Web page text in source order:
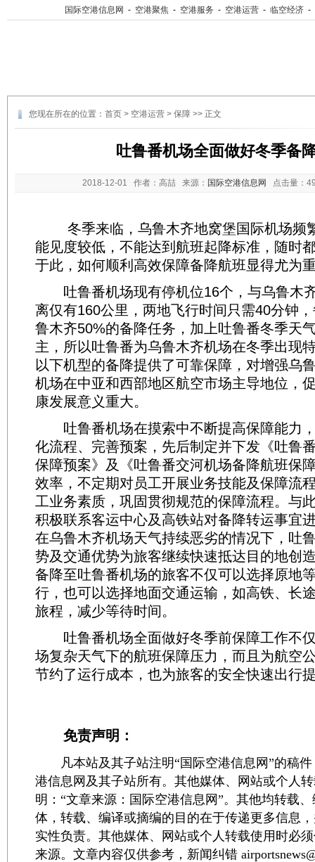
国际空港信息网 - 空港聚焦 - 空港服务 - 空港运营 - 临空经济 -
您现在所在的位置： 首页 > 空港运营 > 保障 >> 正文
吐鲁番机场全面做好冬季备
2018-12-01 作者：高喆 来源： 国际空港信息网 点击量：
冬季来临，乌鲁木齐地窝堡国际机场频
能见度较低，不能达到航班起降标准，随时
于此，如何顺利高效保障备降航班显得尤为
吐鲁番机场现有停机位16个，与乌鲁木
离仅有160公里，两地飞行时间只需40分钟
鲁木齐50%的备降任务，加上吐鲁番冬季天
主，所以吐鲁番为乌鲁木齐机场在冬季出现
以下机型的备降提供了可靠保障，对增强乌
机场在中亚和西部地区航空市场主导地位，
康发展意义重大。
吐鲁番机场在摸索中不断提高保障能力
化流程、完善预案，先后制定并下发《吐鲁
保障预案》及《吐鲁番交河机场备降航班保
效率，不定期对员工开展业务技能及保障流
工业务素质，巩固贯彻规范的保障流程。与
积极联系客运中心及高铁站对备降转运事宜
在乌鲁木齐机场天气持续恶劣的情况下，吐
势及交通优势为旅客继续快速抵达目的地创
备降至吐鲁番机场的旅客不仅可以选择原地
行，也可以选择地面交通运输，如高铁、长
旅程，减少等待时间。
吐鲁番机场全面做好冬季前保障工作不
场复杂天气下的航班保障压力，而且为航空
节约了运行成本，也为旅客的安全快速出行
免责声明：
凡本站及其子站注明“国际空港信息网”的稿件
港信息网及其子站所有。其他媒体、网站或个人
明：“文章来源：国际空港信息网”。其他均转载
体，转载、编译或摘编的目的在于传递更多信息
实性负责。其他媒体、网站或个人转载使用时必
来源。文章内容仅供参考，新闻纠错